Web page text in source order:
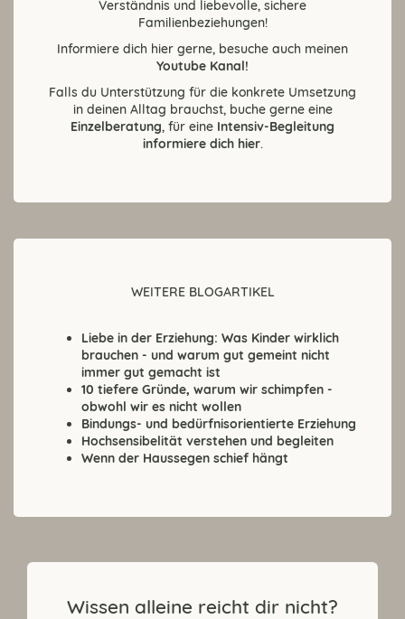
Verständnis und liebevolle, sichere
Familienbeziehungen!
Informiere dich hier gerne, besuche auch meinen
Youtube Kanal!
Falls du Unterstützung für die konkrete Umsetzung
in deinen Alltag brauchst, buche gerne eine
Einzelberatung, für eine Intensiv-Begleitung
informiere dich hier.
WEITERE BLOGARTIKEL
Liebe in der Erziehung: Was Kinder wirklich
brauchen - und warum gut gemeint nicht
immer gut gemacht ist
10 tiefere Gründe, warum wir schimpfen -
obwohl wir es nicht wollen
Bindungs- und bedürfnisorientierte Erziehung
Hochsensibelität verstehen und begleiten
Wenn der Haussegen schief hängt
Wissen alleine reicht dir nicht?